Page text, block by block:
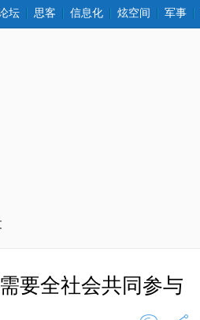
坛 思客 信息化 炫空间 军事
要全社会共同参与